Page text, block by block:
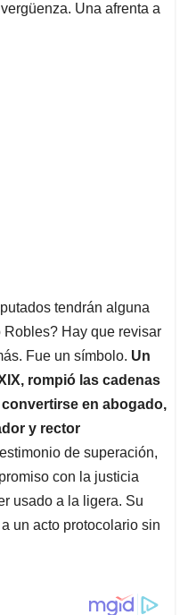
Una afrenta a
tendrán alguna
Hay que revisar
Fue un símbolo. Un
rompió las cadenas
en abogado,
y rector
de superación,
con la justicia
usado a la ligera. Su
un acto protocolario sin